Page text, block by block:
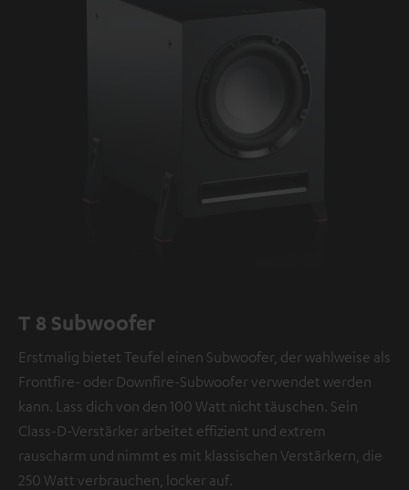
T 8 Subwoofer
Erstmalig bietet Teufel einen Subwoofer, der wahlweise als
Frontfire- oder Downfire-Subwoofer verwendet werden
kann. Lass dich von den 100 Watt nicht täuschen. Sein
Class-D-Verstärker arbeitet effizient und extrem
rauscharm und nimmt es mit klassischen Verstärkern, die
250 Watt verbrauchen, locker auf.